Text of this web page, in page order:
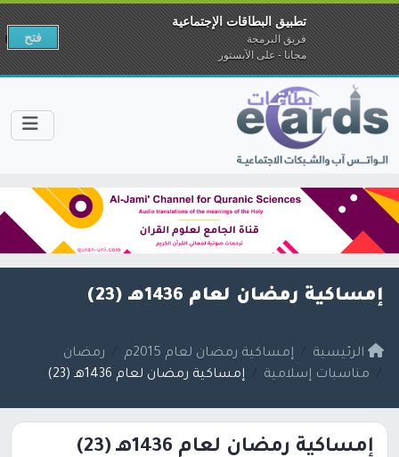
إمساكية رمضان لعام 1436هـ (23)
الرئيسية إمساكية رمضان لعام 2015م
رمضان
مناسبات إسلامية
إمساكية رمضان لعام 1436هـ (23)
إمساكية رمضان لعام 1436هـ (23)
تطبيق البطاقات الإجتماعية
فريق البرمجة
مجانا - على الآبستور
فتح